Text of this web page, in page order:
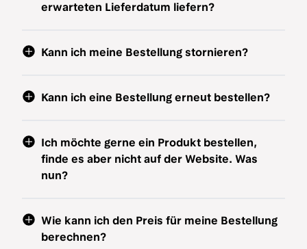
erwarteten Lieferdatum liefern?
Kann ich meine Bestellung stornieren?
Kann ich eine Bestellung erneut bestellen?
Ich möchte gerne ein Produkt bestellen,
finde es aber nicht auf der Website. Was
nun?
Wie kann ich den Preis für meine Bestellung
berechnen?